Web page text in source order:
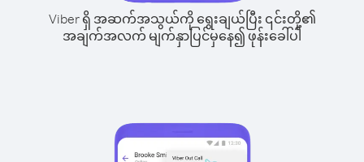
Viber ရှိ အဆက်အသွယ်ကို ရွေးချယ်ပြီး ၎င်းတို့၏
အချက်အလက် မျက်နှာပြင်မှနေ၍ ဖုန်းခေါ်ပါ